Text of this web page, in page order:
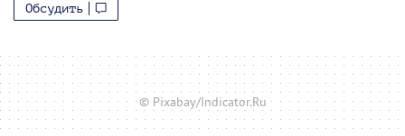
Обсудить
© Pixabay/Indicator.Ru